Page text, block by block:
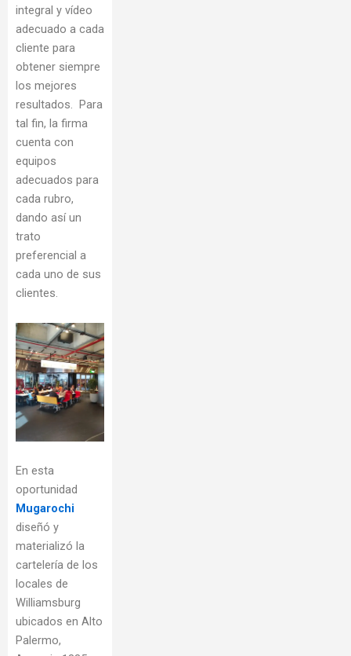
integral y vídeo
adecuado a cada
cliente para
obtener siempre
los mejores
resultados. Para
tal fin, la firma
cuenta con
equipos
adecuados para
cada rubro,
dando así un
trato
preferencial a
cada uno de sus
clientes.
En esta
oportunidad
Mugarochi
diseñó y
materializó la
cartelería de los
locales de
Williamsburg
ubicados en Alto
Palermo,